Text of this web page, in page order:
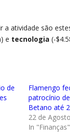
a atividade são
e tecnologia (-
de
Flamengo
patrocínio
Betano até
22 de
In "Finanças"